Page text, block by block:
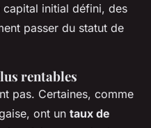
capital initial défini, des
passer du statut de
rentables
pas. Certaines, comme
ont un taux de